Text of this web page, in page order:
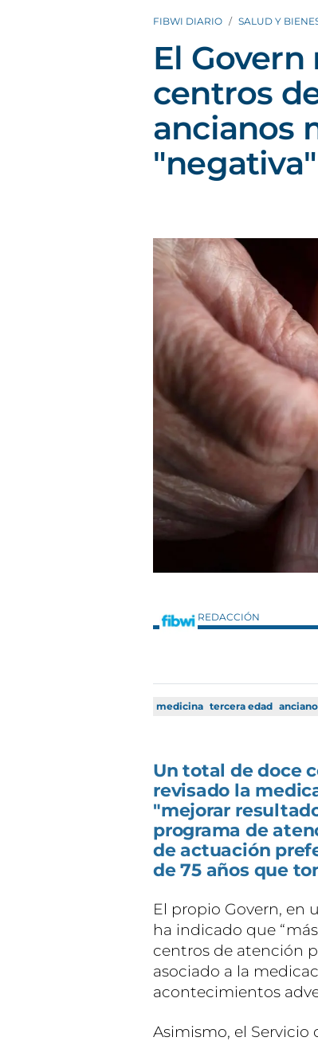
FIBWI DIARIO SALUD Y
El
centros
ancianos
"negativa"
REDACCIÓN
medicina tercera edad
Un total de doce
revisado la
"mejorar
programa de
de actuación
de 75 años que
El propio Govern, en
ha indicado que
centros de atención
asociado a la
acontecimientos
Asimismo, el Servicio